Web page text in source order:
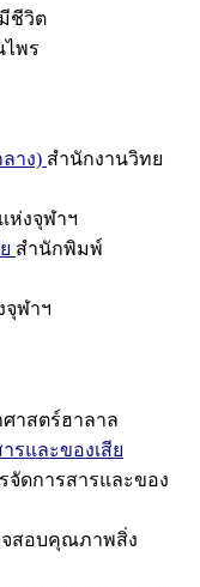
ชีวิต
พร
าง) สำนักงานวิทย
ห่งจุฬาฯ
สำนักพิมพ์
จุฬาฯ
าสตร์ฮาลาล
รและของเสีย
จัดการสารและของ
จสอบคุณภาพสิ่ง